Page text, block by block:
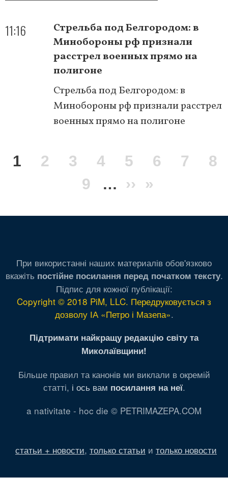
11:16
Стрельба под Белгородом: в
Минобороны рф признали
расстрел военных прямо на
полигоне
Стрельба под Белгородом: в
Минобороны рф признали расстрел
военных прямо на полигоне
страниц
Текущая
страница
1 Page
2 Page
3 Page
4 Page
5 Page
6 Page
7
8
Page
9 …
Следующая
›› »
При використанні наших материалів обов'язково
вкажіть постійне посилання перед початком тексту.
Підпис для кожної публікації:
Copyright © 2018 PiM, LLC. Передруковується з
дозволу ІА «Петро і Мазепа».
Підтримати найкращу редакцію світу та
Миколаївщини!
Більше правил та канонів ми виклали в окремій
статті, і ось вам посилання на неї.
a nativitate - hoc die © PETRIMAZEPA.COM
статьи + новости, только статьи и только новости